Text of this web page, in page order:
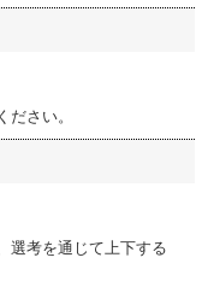
さい。
選考を通じて上下する